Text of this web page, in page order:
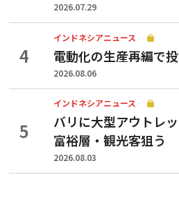
2026.07.29
インドネシアニュース
電動化の生産再編で
2026.08.06
インドネシアニュース
バリに大型アウトレ
富裕層・観光客狙う
2026.08.03